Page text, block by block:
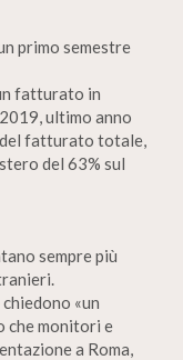
primo semestre
fatturato in
ultimo anno
fatturato totale,
del 63% sul
sempre più
«un
che monitori e
a Roma,